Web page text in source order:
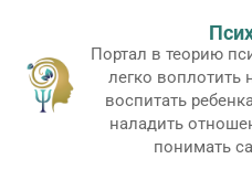
контенту
Портал в теорию
легко воплотить
воспитать
наладить
понимать